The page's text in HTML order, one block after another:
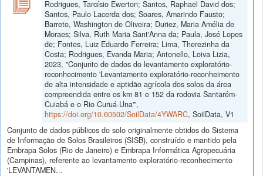
Rodrigues, Tarcísio Ewerton; Santos, Raphael David dos;
Santos, Paulo Lacerda dos; Soares, Amarindo Fausto;
Barreto, Washington de Oliveira; Duriez, Maria Amélia de
Moraes; Silva, Ruth Maria Sant'Anna da; Paula, José Lopes
de; Fontes, Luiz Eduardo Ferreira; Lima, Therezinha da
Costa; Rodrigues, Evanda Maria; Antonello, Loiva Lizia,
2023, "Conjunto de dados do levantamento exploratório-
reconhecimento 'Levantamento exploratório-reconheimento
de alta intensidade e aptidão agrícola dos solos da área
compreendida entre os km 81 e 152 da rodovia Santarém-
Cuiabá e o Rio Curuá-Una'",
https://doi.org/10.60502/SoilData/4YWARC, SoilData, V1
Conjunto de dados públicos do solo originalmente obtidos do Sistema
de Informação de Solos Brasileiros (SISB), construído e mantido pela
Embrapa Solos (Rio de Janeiro) e Embrapa Informática Agropecuária
(Campinas), referente ao levantamento exploratório-reconhecimento
'LEVANTAMEN...